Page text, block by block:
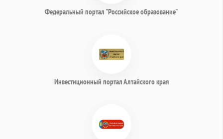
Федеральный портал "Российское образование"
Инвестиционный портал Алтайского края